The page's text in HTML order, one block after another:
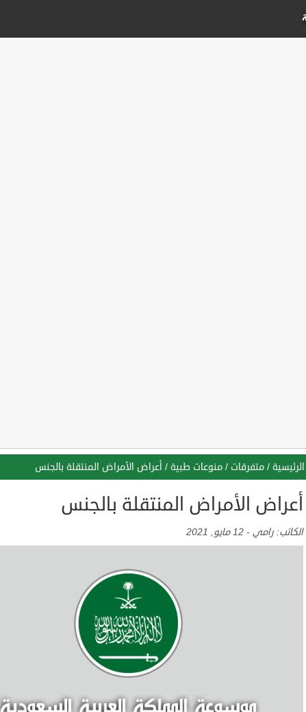
الرئيسية / متفرقات / منوعات طبية / أعراض الأمراض المنتقلة بالجنس
أعراض الأمراض المنتقلة بالجنس
الكاتب: رامي - 12 مايو, 2021